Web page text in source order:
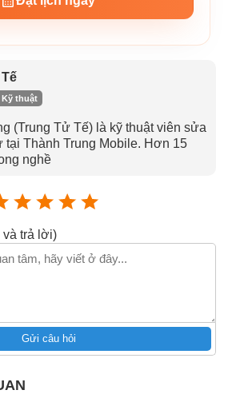
Kỹ thuật
(Trung Tử Tế) là kỹ thuật viên sửa
tại Thành Trung Mobile. Hơn 15
nghề
và trả lời)
Gửi câu hỏi